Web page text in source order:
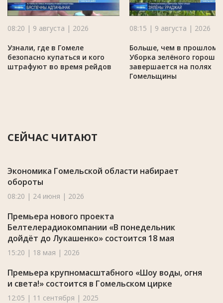
08:20 | 9 августа | 2026
Узнали, где в Гомеле
безопасно купаться и кого
штрафуют во время рейдов
08:15 | 9 августа | 2026
Больше, чем в прошлом
Уборка зелёного горошка
завершается на полях
Гомельщины
СЕЙЧАС ЧИТАЮТ
Экономика Гомельской области набирает
обороты
08:20 | 24 июня | 2026
Премьера нового проекта
Белтелерадиокомпании «В понедельник
дойдёт до Лукашенко» состоится 18 мая
15:20 | 18 мая | 2026
Премьера крупномасштабного «Шоу воды, огня
и света!» состоится в Гомельском цирке
12:05 | 11 сентября | 2025